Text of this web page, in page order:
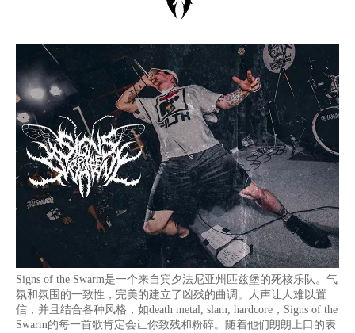
Signs of the Swarm是一个来自宾夕法尼亚州匹兹堡的死核乐队。气
氛和氛围的一致性，完美的建立了凶残的曲调。人声让人难以置
信，并且结合各种风格，如death metal, slam, hardcore，Signs of the
Swarm的每一首歌肯定会让你致残和粉碎。随着他们朗朗上口的表